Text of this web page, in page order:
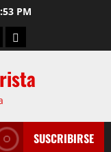
PM
SUSCRIBIRSE